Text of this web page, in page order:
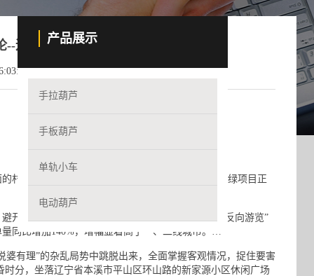
产品展示
手拉葫芦
手板葫芦
单轨小车
电动葫芦
辽宁频道--人民网_网上的人民日报
头街角，在嫩芽萌发的河畔路旁边，各类栽树增绿项目正
抢手城市及景点而挑选非闻名游览小城休假的 “反向游览”
同比增加140%，增幅显着高于一、二线城市。…
理”的杂乱局势中跳脱出来，全面掌握客观情况，捉住要害
分，坐落辽宁省本溪市平山区环山路的新家源小区休闲广场